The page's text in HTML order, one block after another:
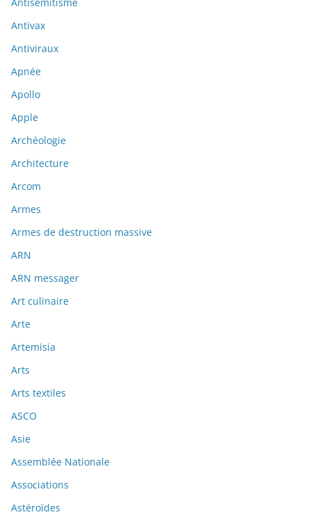
Antivax
Antiviraux
Apnée
Apollo
Apple
Archéologie
Architecture
Arcom
Armes
Armes de destruction massive
ARN
ARN messager
Art culinaire
Arte
Artemisia
Arts
Arts textiles
ASCO
Asie
Assemblée Nationale
Associations
Astéroïdes